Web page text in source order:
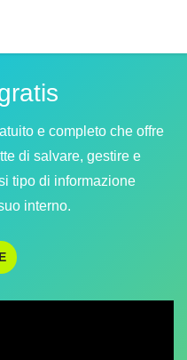
e completo che offre
di salvare, gestire e
tipo di informazione
interno.